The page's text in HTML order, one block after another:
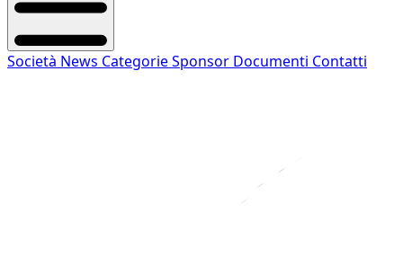
Società News CategorieSponsor Documenti Contatti